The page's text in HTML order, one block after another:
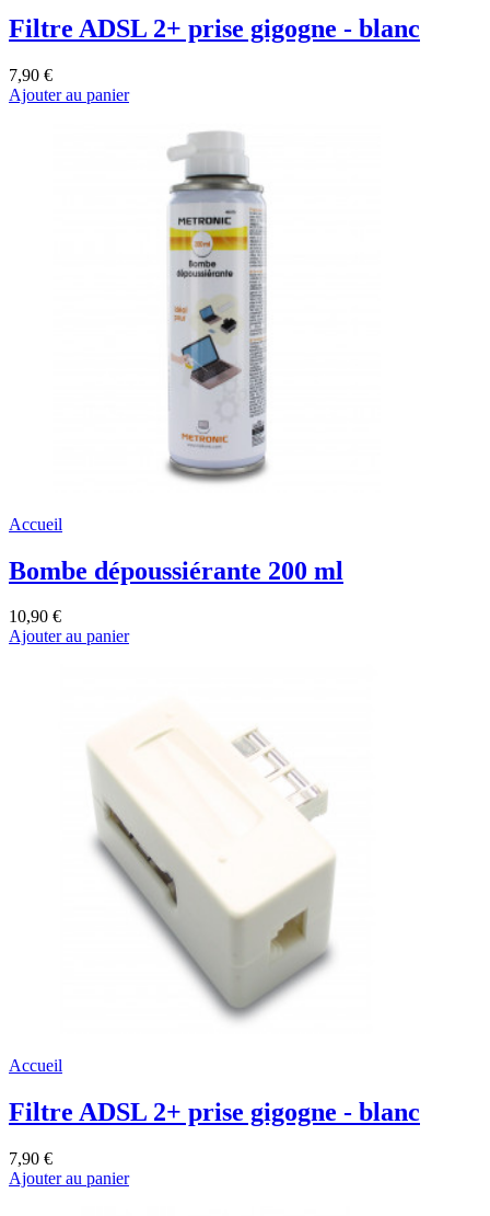
Filtre ADSL 2+ prise gigogne - blanc
7,90 €
Ajouter au panier
Accueil
Bombe dépoussiérante 200 ml
10,90 €
Ajouter au panier
Accueil
Filtre ADSL 2+ prise gigogne - blanc
7,90 €
Ajouter au panier